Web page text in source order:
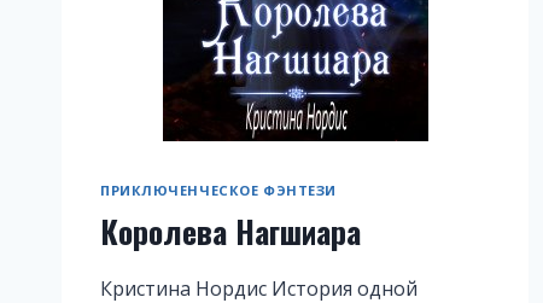
ПРИКЛЮЧЕНЧЕСКОЕ ФЭНТЕЗИ
Королева Нагшиара
Кристина Нордис История одной